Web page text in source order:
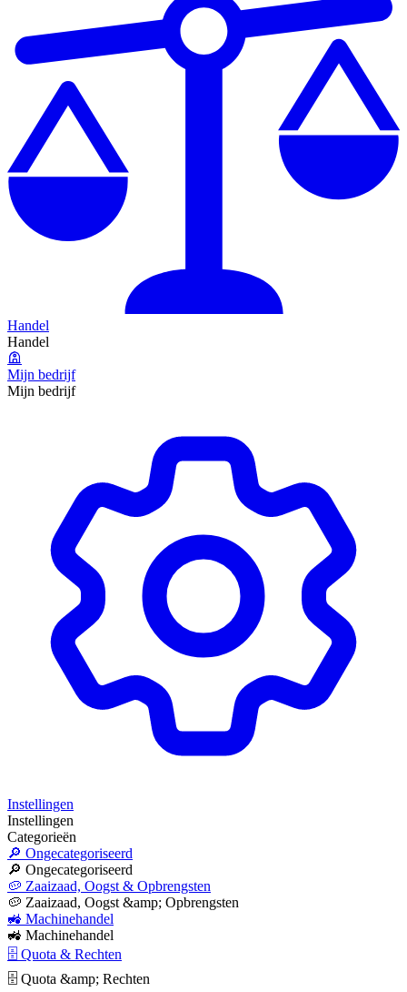
Handel
Handel
Mijn bedrijf
Mijn bedrijf
Instellingen
Instellingen
Categorieën
🔎 Ongecategoriseerd
🔎 Ongecategoriseerd
🥔 Zaaizaad, Oogst & Opbrengsten
🥔 Zaaizaad, Oogst &amp; Opbrengsten
🚜 Machinehandel
🚜 Machinehandel
🗄 Quota & Rechten
🗄 Quota &amp; Rechten